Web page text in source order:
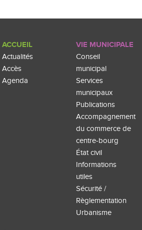
ACCUEIL
Actualités
Accès
Agenda
VIE MUNICIPALE
Conseil
municipal
Services
municipaux
Publications
Accompagnement
du commerce de
centre-bourg
État civil
Informations
utiles
Sécurité /
Règlementation
Urbanisme